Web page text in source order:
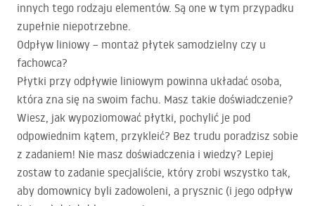
innych tego rodzaju elementów. Są one w tym przypadku
zupełnie niepotrzebne.
Odpływ liniowy – montaż płytek samodzielny czy u
fachowca?
Płytki przy odpływie liniowym powinna układać osoba,
która zna się na swoim fachu. Masz takie doświadczenie?
Wiesz, jak wypoziomować płytki, pochylić je pod
odpowiednim kątem, przykleić? Bez trudu poradzisz sobie
z zadaniem! Nie masz doświadczenia i wiedzy? Lepiej
zostaw to zadanie specjaliście, który zrobi wszystko tak,
aby domownicy byli zadowoleni, a prysznic (i jego odpływ